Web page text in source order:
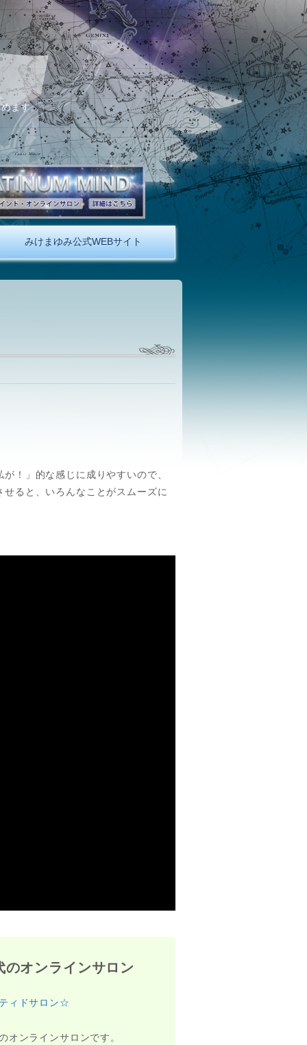
ます。
みけまゆみ公式WEBサイト
！」的な感じに成りやすいので、
ると、いろんなことがスムーズに
オンラインサロン
ィドサロン☆
オンラインサロンです。